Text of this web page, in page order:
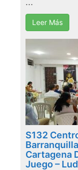
Leer Más
S132
Cartagena
Juego –